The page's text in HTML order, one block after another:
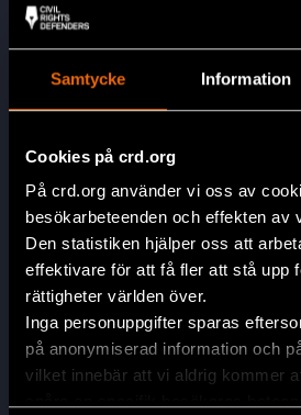
Samtycke Information
Cookies på crd.org
På crd.org använder vi oss av
besökarbeteenden och effekten av
Den statistiken hjälper oss att
effektivare för att få fler att stå upp
rättigheter världen över.
Inga personuppgifter sparas
på anonymiserad information och
vilket innebär att vi aldrig kommer
Head Office
Civil Rights Defenders
Östgötagatan 90
SE-116 64 Stockholm
Sweden
Contact
info@crd.org
+46 (0)8 545 277 30